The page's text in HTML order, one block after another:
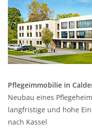
Pflegeimmobilie in
Neubau eines
langfristige und hohe
nach Kassel